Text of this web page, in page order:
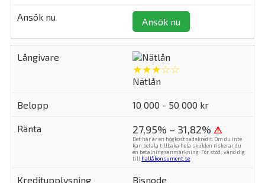
Ansök nu
★★★☆☆
Nätlån
10 000 - 50 000 kr
27,95% – 31,82% ⚠
Det här är en högkostnadskredit. Om du inte
kan betala tillbaka hela skulden riskerar du
en betalningsanmärkning. För stöd, vänd dig
till hallåkonsument.se
Bisnode